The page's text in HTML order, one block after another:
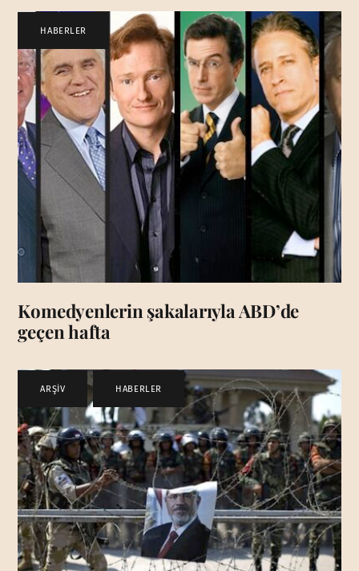
HABERLER
Komedyenlerin şakalarıyla ABD’de
geçen hafta
ARŞİV , HABERLER